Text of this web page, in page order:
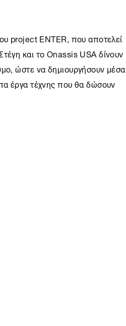
project ENTER, που αποτελεί
και το Onassis USA δίνουν
ώστε να δημιουργήσουν μέσα
έργα τέχνης που θα δώσουν